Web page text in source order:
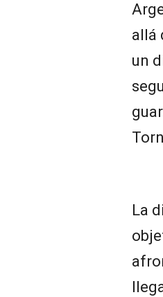
allá
un
La